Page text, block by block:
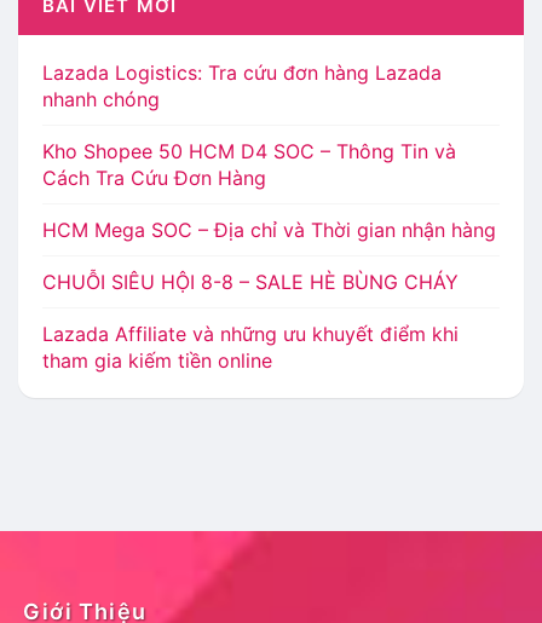
BÀI VIẾT MỚI
Lazada Logistics: Tra cứu đơn hàng Lazada
nhanh chóng
Kho Shopee 50 HCM D4 SOC – Thông Tin và
Cách Tra Cứu Đơn Hàng
HCM Mega SOC – Địa chỉ và Thời gian nhận hàng
CHUỖI SIÊU HỘI 8-8 – SALE HÈ BÙNG CHÁY
Lazada Affiliate và những ưu khuyết điểm khi
tham gia kiếm tiền online
Giới Thiệu